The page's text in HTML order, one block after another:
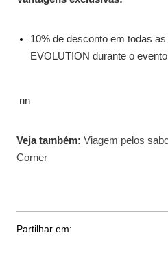
10% de desconto em todas
EVOLUTION durante o
nn
Veja também: Viagem pelos
Corner
Partilhar em: